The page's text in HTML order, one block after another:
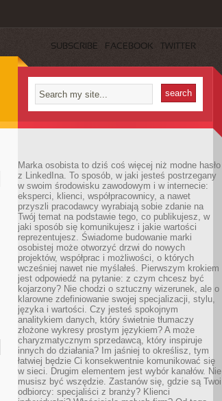
SUBSCRIBE FACEBOOK TWITTER
Marka osobista to dziś coś więcej niż modne hasło
z LinkedIna. To sposób, w jaki jesteś postrzegany
w swoim środowisku zawodowym i w internecie:
eksperci, klienci, współpracownicy, a nawet
przyszli pracodawcy wyrabiają sobie zdanie na
Twój temat na podstawie tego, co publikujesz, w
jaki sposób się komunikujesz i jakie wartości
reprezentujesz. Świadome budowanie marki
osobistej może otworzyć drzwi do nowych
projektów, współprac i możliwości, o których
wcześniej nawet nie myślałeś. Pierwszym krokiem
jest odpowiedź na pytanie: z czym chcesz być
kojarzony? Nie chodzi o sztuczny wizerunek, ale o
klarowne zdefiniowanie swojej specjalizacji, stylu,
języka i wartości. Czy jesteś spokojnym
analitykiem danych, który świetnie tłumaczy
złożone wykresy prostym językiem? A może
charyzmatycznym sprzedawcą, który inspiruje
innych do działania? Im jaśniej to określisz, tym
łatwiej będzie Ci konsekwentnie komunikować się
w sieci. Drugim elementem jest wybór kanałów. Nie
musisz być wszędzie. Zastanów się, gdzie są Twoi
odbiorcy: specjaliści z branży? Klienci